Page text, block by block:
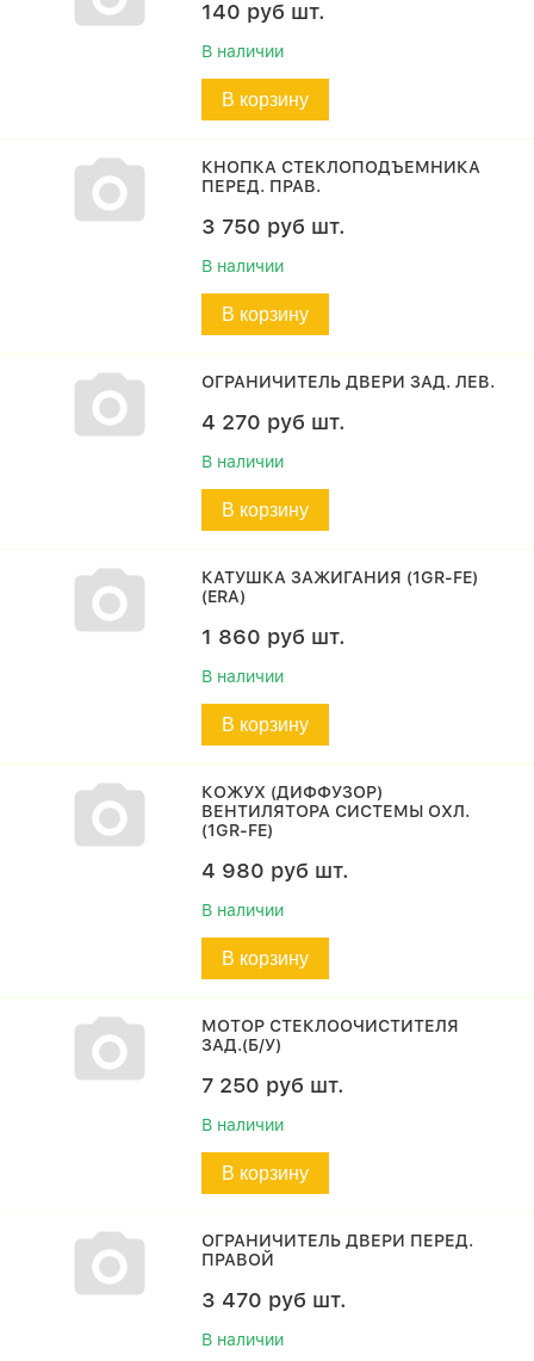
140 руб шт.
В наличии
В корзину
КНОПКА СТЕКЛОПОДЪЕМНИКА
ПЕРЕД. ПРАВ.
3 750 руб шт.
В наличии
В корзину
ОГРАНИЧИТЕЛЬ ДВЕРИ ЗАД. ЛЕВ.
4 270 руб шт.
В наличии
В корзину
КАТУШКА ЗАЖИГАНИЯ (1GR-FE)
(ERA)
1 860 руб шт.
В наличии
В корзину
КОЖУХ (ДИФФУЗОР)
ВЕНТИЛЯТОРА СИСТЕМЫ ОХЛ.
(1GR-FE)
4 980 руб шт.
В наличии
В корзину
МОТОР СТЕКЛООЧИСТИТЕЛЯ
ЗАД.(Б/У)
7 250 руб шт.
В наличии
В корзину
ОГРАНИЧИТЕЛЬ ДВЕРИ ПЕРЕД.
ПРАВОЙ
3 470 руб шт.
В наличии